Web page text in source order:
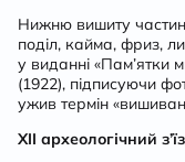
Нижню вишиту
поділ, кайма, фриз,
у виданні «Пам’ятки
(1922), підписуючи
ужив термін
ХІІ археологічний